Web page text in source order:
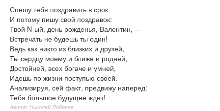
Спешу тебя поздравить в срок
И потому пишу свой поздравок:
Твой N-ый, день рожденья, Валентин, —
Встречать не будешь ты один!
Ведь как никто из близких и друзей,
Ты сердцу моему и ближе и родней,
Достойней, всех богаче и умней,
Идешь по жизни поступью своей.
Анализируя, сей факт, предвижу наперед:
Тебя большое будущее ждет!
Автор: Николай Лобанов